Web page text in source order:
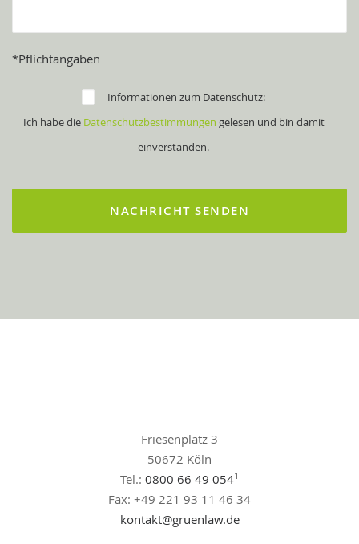
*Pflichtangaben
Informationen zum Datenschutz:
Ich habe die Datenschutzbestimmungen gelesen und bin damit
einverstanden.
Friesenplatz 3
50672 Köln
Tel.: 0800 66 49 0541
Fax: +49 221 93 11 46 34
kontakt@gruenlaw.de